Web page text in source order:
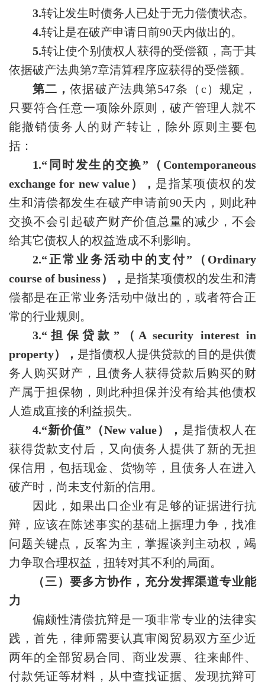
3.转让发生时债务人已处于无力偿债状态。
4.转让是在破产申请日前90天内做出的。
5.转让使个别债权人获得的受偿额，高于其
依据破产法典第7章清算程序应获得的受偿额。
第二，依据破产法典第547条（c）规定，
只要符合任意一项除外原则，破产管理人就不
能撤销债务人的财产转让，除外原则主要包
括：
1.“同时发生的交换”（Contemporaneous
exchange for new value）， 是指某项债权的发
生和清偿都发生在破产申请前90天内，则此种
交换不会引起破产财产价值总量的减少，不会
给其它债权人的权益造成不利影响。
2.“正常业务活动中的支付”（Ordinary
course of business）， 是指某项债权的发生和清
偿都是在正常业务活动中做出的，或者符合正
常的行业规则。
3.“担保贷款”（A security interest in
property）， 是指债权人提供贷款的目的是供债
务人购买财产，且债务人获得贷款后购买的财
产属于担保物，则此种担保并没有给其他债权
人造成直接的利益损失。
4.“新价值”（New value）， 是指债权人在
获得货款支付后，又向债务人提供了新的无担
保信用，包括现金、货物等，且债务人在进入
破产时，尚未支付新的信用。
因此，如果出口企业有足够的证据进行抗
辩，应该在陈述事实的基础上据理力争，找准
问题关键点，反客为主，掌握谈判主动权，竭
力争取合理权益，扭转对其不利的局面。
（三）要多方协作，充分发挥渠道专业能
力
偏颇性清偿抗辩是一项非常专业的法律实
践，首先，律师需要认真审阅贸易双方至少近
两年的全部贸易合同、商业发票、往来邮件、
付款凭证等材料，从中查找证据、发现抗辩可